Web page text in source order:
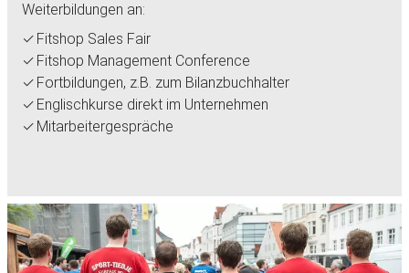
Weiterbildungen an:
Fitshop Sales Fair
Fitshop Management Conference
Fortbildungen, z.B. zum Bilanzbuchhalter
Englischkurse direkt im Unternehmen
Mitarbeitergespräche